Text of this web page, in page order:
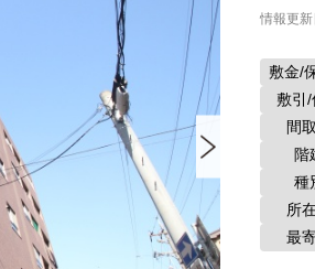
情報更
敷金/
敷引/
間
階
種
所
最